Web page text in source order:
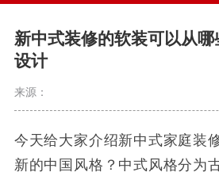
新中式装修的软装可以从
设计
来源：
今天给大家介绍新中式家庭装
新的中国风格？中式风格分为